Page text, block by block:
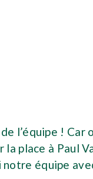
l’équipe ! Car
la place à Paul
équipe